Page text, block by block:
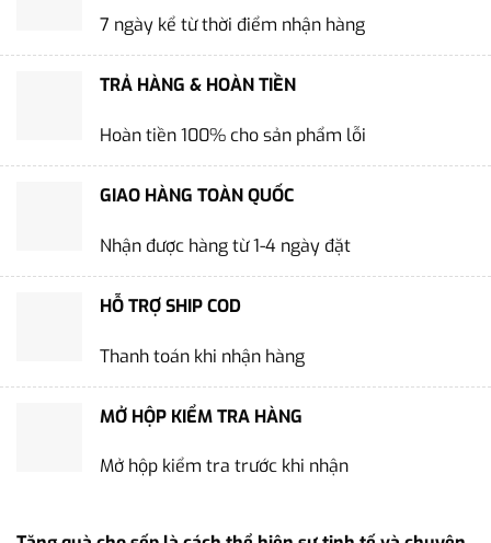
7 ngày kể từ thời điểm nhận hàng
TRẢ HÀNG & HOÀN TIỀN
Hoàn tiền 100% cho sản phẩm lỗi
GIAO HÀNG TOÀN QUỐC
Nhận được hàng từ 1-4 ngày đặt
HỖ TRỢ SHIP COD
Thanh toán khi nhận hàng
MỞ HỘP KIỂM TRA HÀNG
Mở hộp kiểm tra trước khi nhận